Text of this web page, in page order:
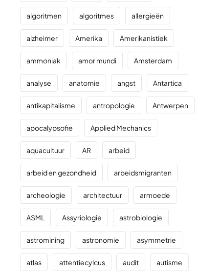
algoritmen algoritmes allergieën
alzheimer Amerika Amerikanistiek
ammoniak amor mundi Amsterdam
analyse anatomie angst Antartica
antikapitalisme antropologie Antwerpen
apocalypsofie Applied Mechanics
aquacultuur AR arbeid
arbeid en gezondheid arbeidsmigranten
archeologie architectuur armoede
ASML Assyriologie astrobiologie
astromining astronomie asymmetrie
atlas attentiecylcus audit autisme